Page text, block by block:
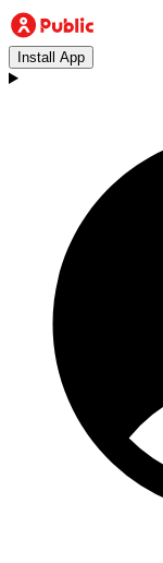
Install App